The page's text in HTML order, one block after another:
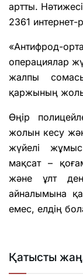
артты.
2361 интернет-
«Антифрод-
операциялар
жалпы
қаржының жолы
Өңір
жолын кесу
жүйелі
мақсат –
және ұлт
айналымына
емес, елдің
Қатысты